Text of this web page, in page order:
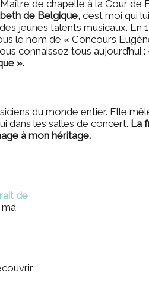
de chapelle à la Cour de
de Belgique, c’est moi qui
jeunes talents musicaux. En
le nom de « Concours
connaissez tous aujourd’hui :
».
du monde entier. Elle
dans les salles de concert. La
à mon héritage.
de